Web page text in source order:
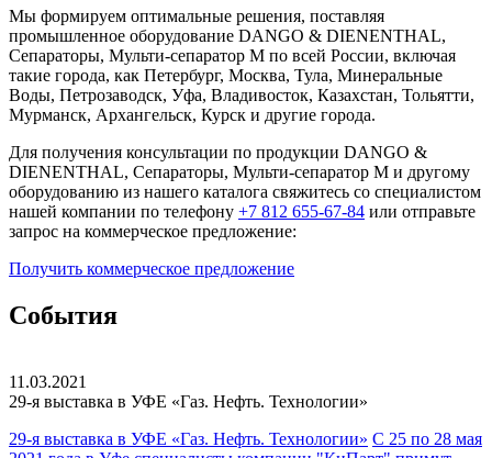
Мы формируем оптимальные решения, поставляя
промышленное оборудование DANGO & DIENENTHAL,
Сепараторы, Мульти-сепаратор M по всей России, включая
такие города, как Петербург, Москва, Тула, Минеральные
Воды, Петрозаводск, Уфа, Владивосток, Казахстан, Тольятти,
Мурманск, Архангельск, Курск и другие города.
Для получения консультации по продукции DANGO &
DIENENTHAL, Сепараторы, Мульти-сепаратор M и другому
оборудованию из нашего каталога свяжитесь со специалистом
нашей компании по телефону +7 812 655-67-84 или отправьте
запрос на коммерческое предложение:
Получить коммерческое предложение
События
11.03.2021
29-я выставка в УФЕ «Газ. Нефть. Технологии»
29-я выставка в УФЕ «Газ. Нефть. Технологии» С 25 по 28 мая